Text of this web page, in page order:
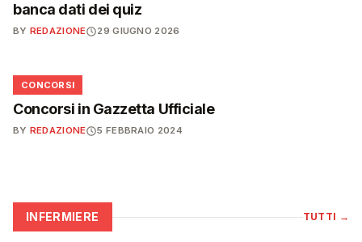
banca dati dei quiz
BY REDAZIONE 29 GIUGNO 2026
📋
CONCORSI
Concorsi in Gazzetta Ufficiale
BY REDAZIONE 5 FEBBRAIO 2024
INFERMIERE TUTTI →